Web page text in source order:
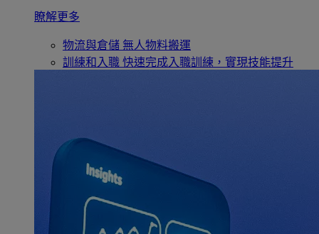
瞭解更多
物流與倉儲 無人物料搬運
訓練和入職 快速完成入職訓練，實現技能提升